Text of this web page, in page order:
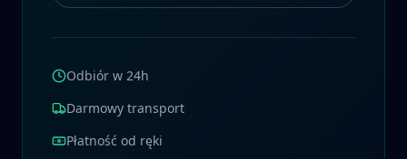
Odbiór w 24h
Darmowy transport
Płatność od ręki